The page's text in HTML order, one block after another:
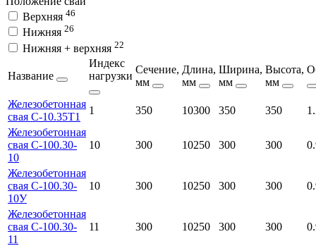
Верхняя 46
Нижняя 26
Нижняя + верхняя 22
Название
Индекс
нагрузки
Сечение,
мм
Длина,
мм
Ширина,
мм
Высота,
мм
Железобетонная
свая С-10.35Т1
1 350 10300 350 350
Железобетонная
свая С-100.30-
10
10 300 10250 300 300
Железобетонная
свая С-100.30-
10У
10 300 10250 300 300
Железобетонная
свая С-100.30-
11
11 300 10250 300 300